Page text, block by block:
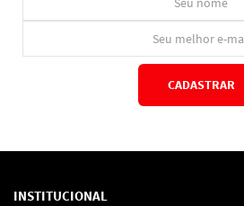
CADASTRAR
INSTITUCIONAL